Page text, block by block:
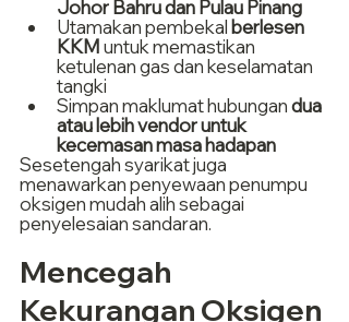
Johor Bahru dan Pulau Pinang
Utamakan pembekal berlesen
KKM untuk memastikan
ketulenan gas dan keselamatan
tangki
Simpan maklumat hubungan dua
atau lebih vendor untuk
kecemasan masa hadapan
Sesetengah syarikat juga
menawarkan penyewaan penumpu
oksigen mudah alih sebagai
penyelesaian sandaran.
Mencegah
Kekurangan Oksigen